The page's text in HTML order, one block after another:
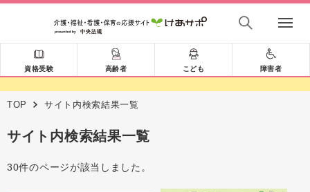
資格受験 高齢者 こども 障害者
TOP サイト内検索結果一覧
サイト内検索結果一覧
30件のページが該当しました。